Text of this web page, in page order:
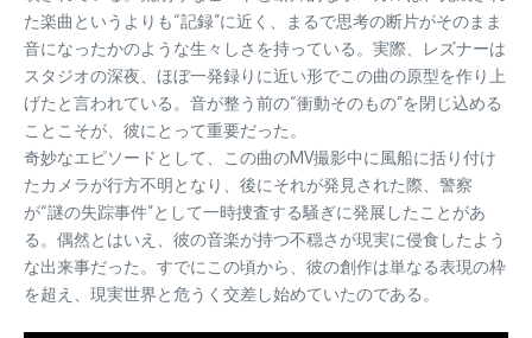
た楽曲というよりも“記録”に近く、まるで思考の断片がそのまま
音になったかのような生々しさを持っている。実際、レズナーは
スタジオの深夜、ほぼ一発録りに近い形でこの曲の原型を作り上
げたと言われている。音が整う前の“衝動そのもの”を閉じ込める
ことこそが、彼にとって重要だった。
奇妙なエピソードとして、この曲のMV撮影中に風船に括り付け
たカメラが行方不明となり、後にそれが発見された際、警察
が“謎の失踪事件”として一時捜査する騒ぎに発展したことがあ
る。偶然とはいえ、彼の音楽が持つ不穏さが現実に侵食したよう
な出来事だった。すでにこの頃から、彼の創作は単なる表現の枠
を超え、現実世界と危うく交差し始めていたのである。